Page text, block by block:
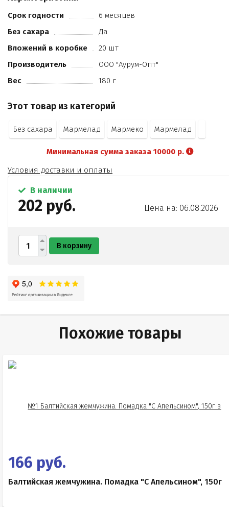
Срок годности
6 месяцев
Без сахара
Да
Вложений в коробке
20 шт
Производитель
ООО "Аурум-Опт"
Вес
180 г
Этот товар из категорий
Без сахара Мармелад Мармеко Мармелад
Минимальная сумма заказа 10000 р.
Условия доставки и оплаты
В наличии
202 руб. Цена на: 06.08.2026
В корзину
Похожие товары
166 руб.
Балтийская жемчужина. Помадка "С Апельсином", 150г